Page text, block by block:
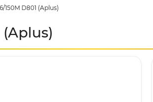
150M D801 (Aplus)
(Aplus)